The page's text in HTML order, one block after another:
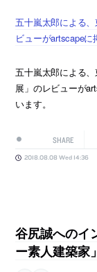
五十嵐太郎による
ビューがartscape
五十嵐太郎による
展」のレビューが
います。
SHARE
2018.08.08 Wed 14:36
谷尻誠へのイ
ー素人建築家